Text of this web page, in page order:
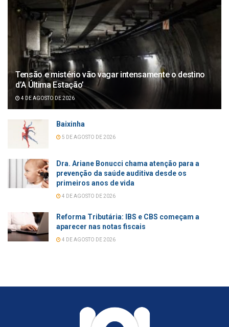
Tensão e mistério vão vagar intensamente o destino
d’A Última Estação’
4 DE AGOSTO DE 2026
Baixinha
5 DE AGOSTO DE 2026
Dra. Ariane Bonucci chama atenção para a
prevenção da saúde auditiva desde os
primeiros anos de vida
4 DE AGOSTO DE 2026
Reforma Tributária: IBS e CBS começam a
aparecer nas notas fiscais
4 DE AGOSTO DE 2026